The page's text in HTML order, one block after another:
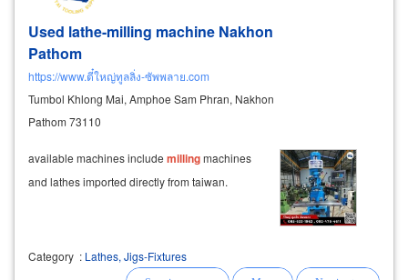
Used lathe-milling machine Nakhon
Pathom
https://www.ตี๋ใหญ่ทูลลิ่ง-ซัพพลาย.com
Tumbol Khlong Mai, Amphoe Sam Phran, Nakhon
Pathom 73110
available machines include millingmachines
and lathes imported directly from taiwan.
Category : Lathes, Jigs-Fixtures